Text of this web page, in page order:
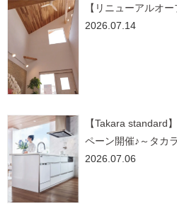
【リニューアルオ
2026.07.14
【Takara standard
ペーン開催♪～タカ
2026.07.06